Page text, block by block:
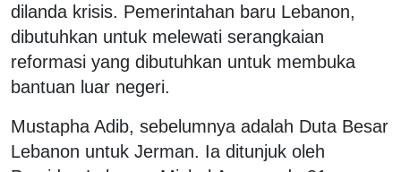
dilanda krisis. Pemerintahan baru Lebanon,
dibutuhkan untuk melewati serangkaian
reformasi yang dibutuhkan untuk membuka
bantuan luar negeri.
Mustapha Adib, sebelumnya adalah Duta Besar
Lebanon untuk Jerman. Ia ditunjuk oleh